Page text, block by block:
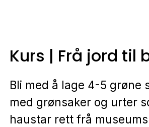
Kurs | Frå jord til
Bli med å lage 4-5 grøne
med grønsaker og urter
haustar rett frå